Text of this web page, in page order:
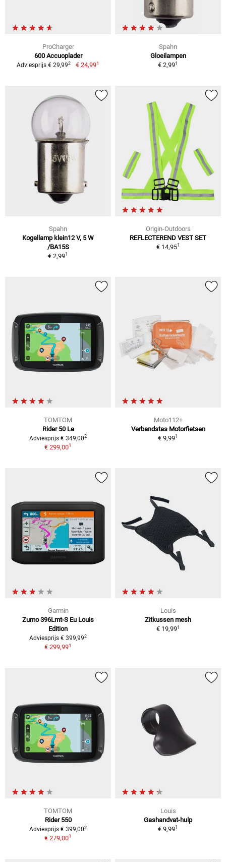
ProCharger
600 Accuoplader
Adviesprijs € 29,992 € 24,991
Spahn
Gloeilampen
€ 2,991
Spahn
Kogellamp klein12 V, 5 W
/BA15S
€ 2,991
Origin-Outdoors
REFLECTEREND VEST SET
€ 14,951
TOMTOM
Rider 50 Le
Adviesprijs € 349,002
€ 299,001
Moto112+
Verbandstas Motorfietsen
€ 9,991
Garmin
Zumo 396Lmt-S Eu Louis
Edition
Adviesprijs € 399,992
€ 299,991
Louis
Zitkussen mesh
€ 19,991
TOMTOM
Rider 550
Adviesprijs € 399,002
€ 279,001
Louis
Gashandvat-hulp
€ 9,991